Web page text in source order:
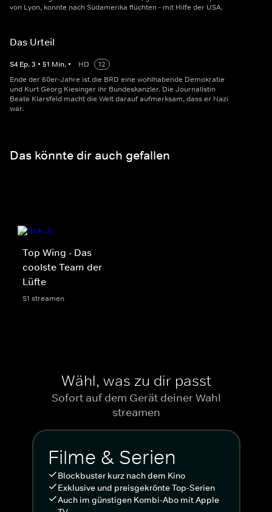
von Lyon, konnte nach Südamerika flüchten - mit Hilfe der USA.
Das Urteil
S4 Ep.3 • 51 Min. • HD
12
Ende der 60er-Jahre ist die BRD eine wohlhabende Demokratie
und Kurt Georg Kiesinger ihr Bundeskanzler. Die Journalistin
Beate Klarsfeld macht die Welt darauf aufmerksam, dass er Nazi
war.
Das könnte dir auch gefallen
Top Wing - Das
coolste Team der
Lüfte
S1 streamen
Wähl, was zu dir passt
Sofort auf dem Gerät deiner Wahl
streamen
Filme & Serien
Blockbuster kurz nach dem Kino
Exklusive und preisgekrönte Top-Serien
Auch im günstigen Kombi-Abo mit Apple